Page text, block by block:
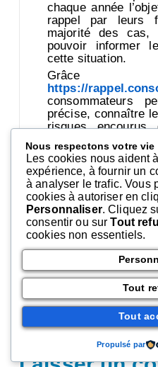
chaque année
rappel par leurs
majorité des
pouvoir informer
cette situation.
Grâce
https://
consommateurs
précise, connaître
risques
En cas de doute
hésiter à consulter
catégories de
jusqu’aux
passant par
Accès
Nous respectons votre vie
Les cookies nous aident
expérience, à fournir un
à analyser le trafic. Vous
cookies à autoriser en
Personnaliser. Cliquez
consentir ou surTout
cookies non essentiels.
Tout
Tout
Propulsé par